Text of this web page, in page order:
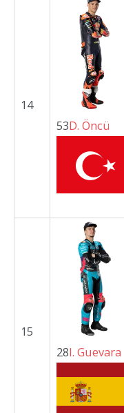
14
53D. Öncü
15
28I. Guevara